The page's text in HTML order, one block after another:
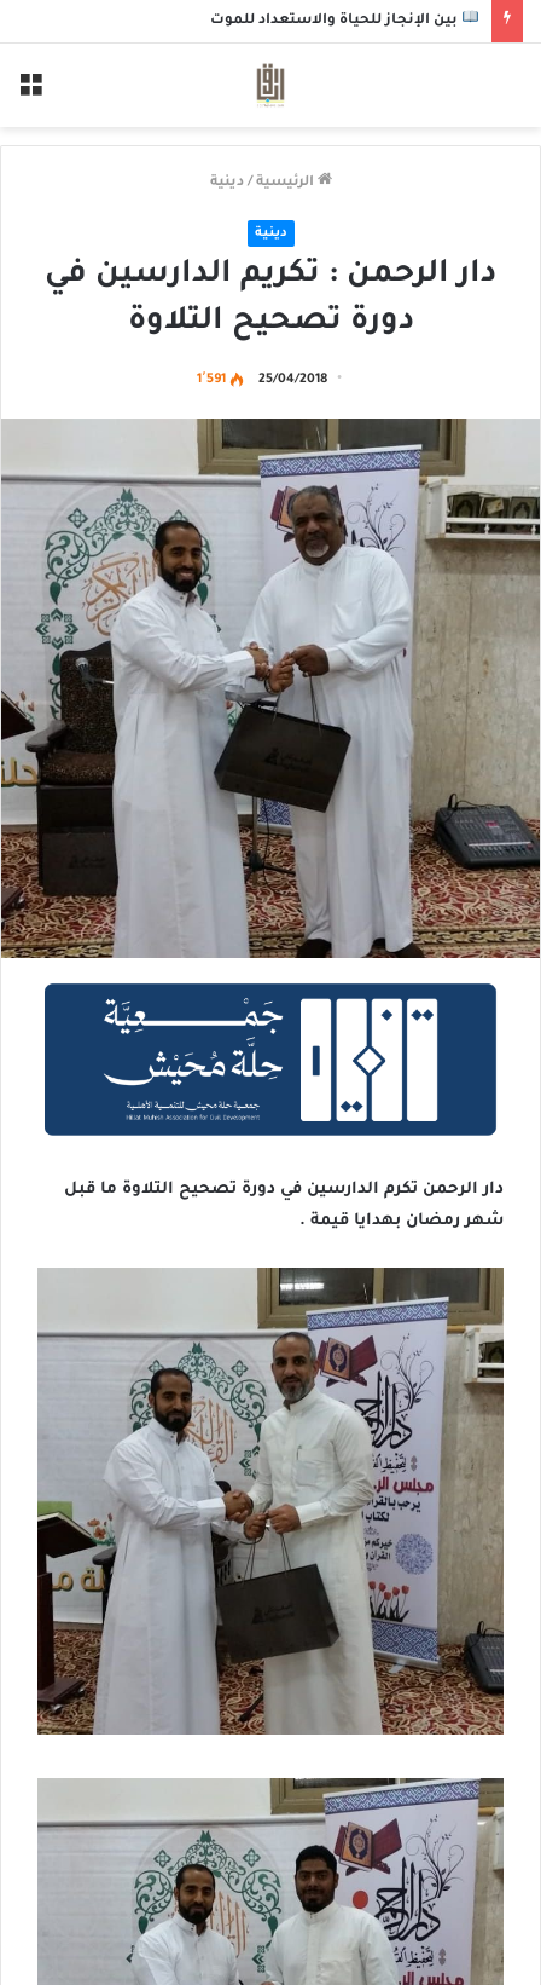
بين الإنجاز للحياة والاستعداد للموت
الرئيسية / دينية
دينية
دار الرحمن : تكريم الدارسين في
دورة تصحيح التلاوة
25/04/2018 1٬591
دار الرحمن تكرم الدارسين في دورة تصحيح التلاوة ما قبل
شهر رمضان بهدايا قيمة .